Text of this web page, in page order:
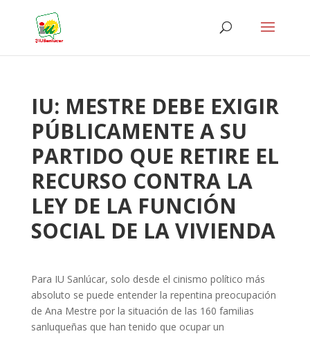
IU: MESTRE DEBE EXIGIR
PÚBLICAMENTE A SU
PARTIDO QUE RETIRE EL
RECURSO CONTRA LA
LEY DE LA FUNCIÓN
SOCIAL DE LA VIVIENDA
Para IU Sanlúcar, solo desde el cinismo político más
absoluto se puede entender la repentina preocupación
de Ana Mestre por la situación de las 160 familias
sanluqueñas que han tenido que ocupar un